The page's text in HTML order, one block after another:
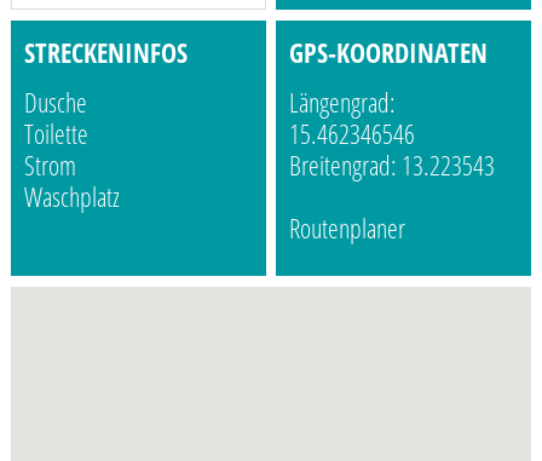
STRECKENINFOS
Dusche
Toilette
Strom
Waschplatz
GPS-KOORDINATEN
Längengrad:
15.462346546
Breitengrad: 13.223543
Routenplaner